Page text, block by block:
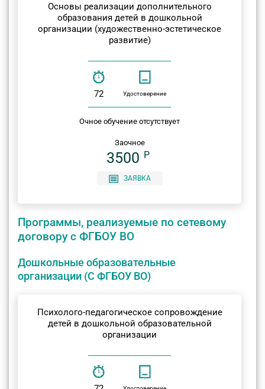
Основы реализации дополнительного
образования детей в дошкольной
организации (художественно-эстетическое
развитие)
72 Удостоверение
Очное обучение отсутствует
Заочное
3500 P
ЗАЯВКА
Программы, реализуемые по сетевому
договору с ФГБОУ ВО
Дошкольные образовательные
организации (С ФГБОУ ВО)
Психолого-педагогическое сопровождение
детей в дошкольной образовательной
организации